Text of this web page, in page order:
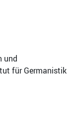
und
für Germanistik